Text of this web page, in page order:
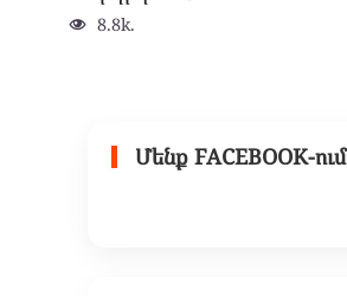
8.8k.
Մենք FACEBOOK-ում